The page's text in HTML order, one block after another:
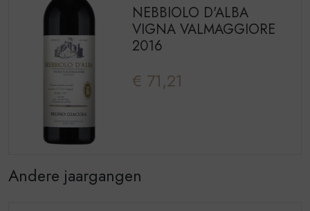
NEBBIOLO D'ALBA
VIGNA VALMAGGIORE
2016
€ 71,21
Andere jaargangen